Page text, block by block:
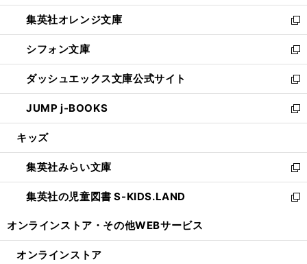
開
く
ウ
で
開
く
ン
ド
ウ
で
開
く
し
い
ウ
ィ
ン
ド
ウ
で
開
集英社オレンジ文庫
新
し
い
ウ
ィ
ン
ド
ウ
開
く
シフォン文庫
新
し
い
ウ
ィ
ン
ウ
で
開
く
ダッシュエックス文庫公式サイト
新
し
い
ウ
ン
ド
ウ
で
JUMP j-BOOKS
新
し
ウ
ィ
ン
ド
開
キッズ
集英社みらい文庫
新
し
い
ン
集英社の児童図書 S-KIDS.LAND
新
ウ
オンラインストア・ その他WEBサービス
オンラインストア